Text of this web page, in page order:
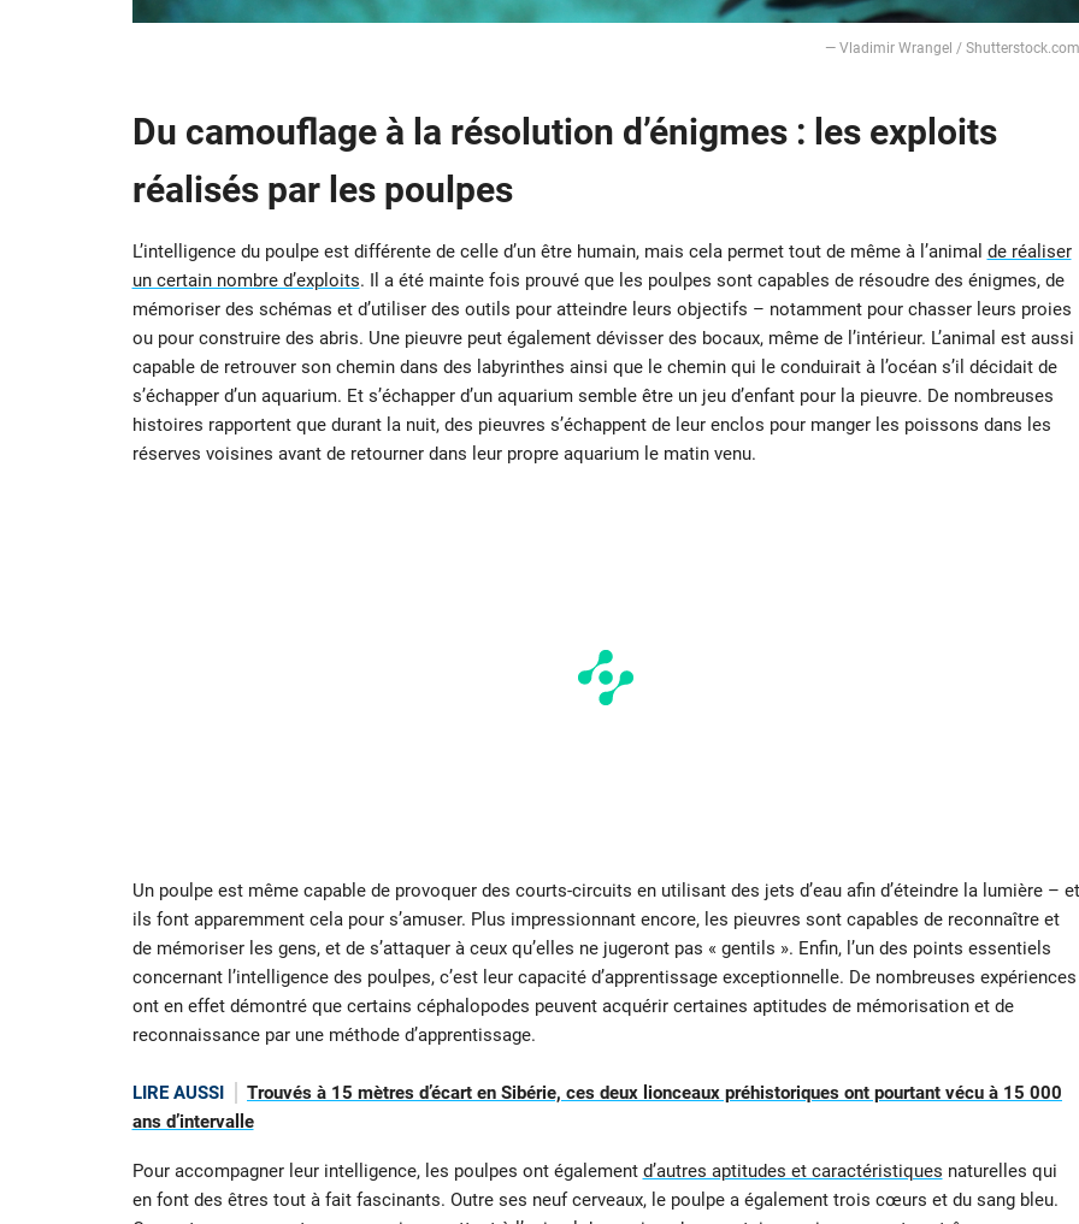
― Vladimir Wrangel / Shutterstock.com
Du camouflage à la résolution d’énigmes : les exploits
réalisés par les poulpes
L’intelligence du poulpe est différente de celle d’un être humain, mais cela permet tout de même à l’animal de réaliser
un certain nombre d’exploits. Il a été mainte fois prouvé que les poulpes sont capables de résoudre des énigmes, de
mémoriser des schémas et d’utiliser des outils pour atteindre leurs objectifs – notamment pour chasser leurs proies
ou pour construire des abris. Une pieuvre peut également dévisser des bocaux, même de l’intérieur. L’animal est aussi
capable de retrouver son chemin dans des labyrinthes ainsi que le chemin qui le conduirait à l’océan s’il décidait de
s’échapper d’un aquarium. Et s’échapper d’un aquarium semble être un jeu d’enfant pour la pieuvre. De nombreuses
histoires rapportent que durant la nuit, des pieuvres s’échappent de leur enclos pour manger les poissons dans les
réserves voisines avant de retourner dans leur propre aquarium le matin venu.
Un poulpe est même capable de provoquer des courts-circuits en utilisant des jets d’eau afin d’éteindre la lumière – et
ils font apparemment cela pour s’amuser. Plus impressionnant encore, les pieuvres sont capables de reconnaître et
de mémoriser les gens, et de s’attaquer à ceux qu’elles ne jugeront pas « gentils ». Enfin, l’un des points essentiels
concernant l’intelligence des poulpes, c’est leur capacité d’apprentissage exceptionnelle. De nombreuses expériences
ont en effet démontré que certains céphalopodes peuvent acquérir certaines aptitudes de mémorisation et de
reconnaissance par une méthode d’apprentissage.
LIRE AUSSI
Trouvés à 15 mètres d’écart en Sibérie, ces deux lionceaux préhistoriques ont pourtant vécu à 15 000
ans d’intervalle
Pour accompagner leur intelligence, les poulpes ont également d’autres aptitudes et caractéristiques naturelles qui
en font des êtres tout à fait fascinants. Outre ses neuf cerveaux, le poulpe a également trois cœurs et du sang bleu.